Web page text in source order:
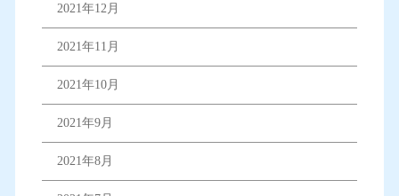
2021年12月
2021年11月
2021年10月
2021年9月
2021年8月